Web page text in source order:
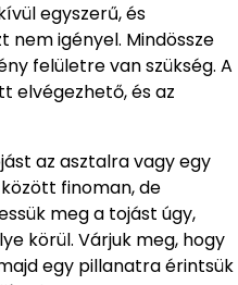
egyszerű, és
nem igényel. Mindössze
felületre van szükség. A
elvégezhető, és az
az asztalra vagy egy
finoman, de
meg a tojást úgy,
körül. Várjuk meg, hogy
egy pillanatra érintsük